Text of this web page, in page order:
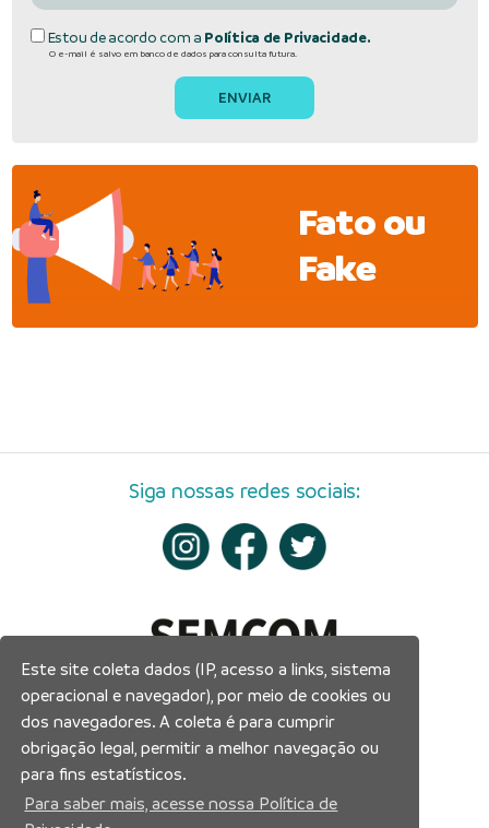
Estou de acordo com a Política de Privacidade.
O e-mail é salvo em banco de dados para consulta futura.
Fato ou
Fake
Siga nossas redes sociais:
Este site coleta dados (IP, acesso a links, sistema
operacional e navegador), por meio de cookies ou
dos navegadores. A coleta é para cumprir
obrigação legal, permitir a melhor navegação ou
para fins estatísticos.
Para saber mais, acesse nossa Política de